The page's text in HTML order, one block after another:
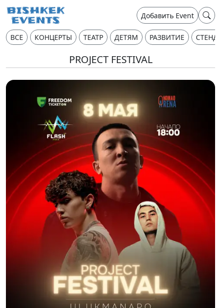
Добавить Event
ВСЕ КОНЦЕРТЫ ТЕАТР ДЕТЯМ РАЗВИТИЕ
PROJECT FESTIVAL